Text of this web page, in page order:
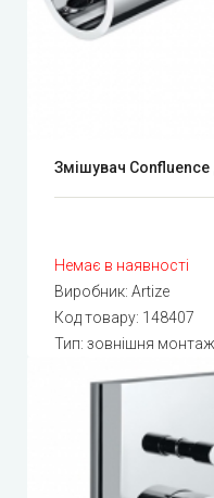
Змішувач
Немає в наявності
Виробник: Artize
Код товару: 148407
Тип: зовнішня